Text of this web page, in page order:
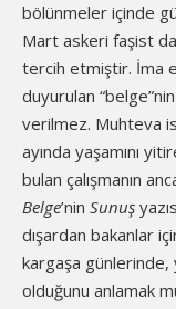
bölünmeler içinde
Mart askeri faşist
tercih etmiştir. İma
duyurulan
verilmez. Muhteva
ayında yaşamını
bulan çalışmanın
Belge’nin Sunuş
dışardan bakanlar
kargaşa günlerinde,
olduğunu anlamak